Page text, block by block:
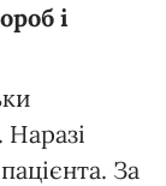
і
За